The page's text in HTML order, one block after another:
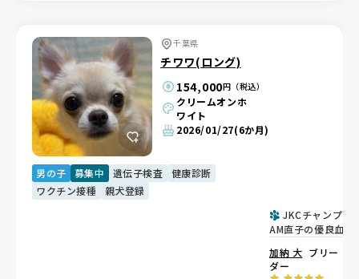
千葉県
チワワ(ロング)
154,000円（税込）
クリームオンホ
ワイト
2026/01/27(6か月)
男の子 募集中 遺伝子検査
健康診断
ワクチン接種
親犬登録
JKCチャンプ・
AM直子の優良血
型👑
加納 大 ブリー
ダー